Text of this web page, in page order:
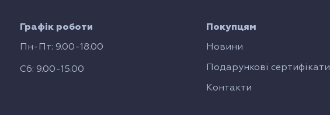
Графік роботи
Пн-Пт: 9.00-18.00
Сб: 9.00-15.00
Покупцям
Новини
Подарункові сертифікати
Контакти